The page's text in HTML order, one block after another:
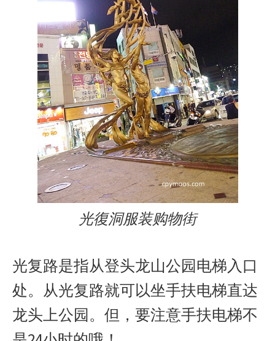
光復洞服装购物街
光复路是指从登头龙山公园电梯入口
处。从光复路就可以坐手扶电梯直达
龙头上公园。但，要注意手扶电梯不